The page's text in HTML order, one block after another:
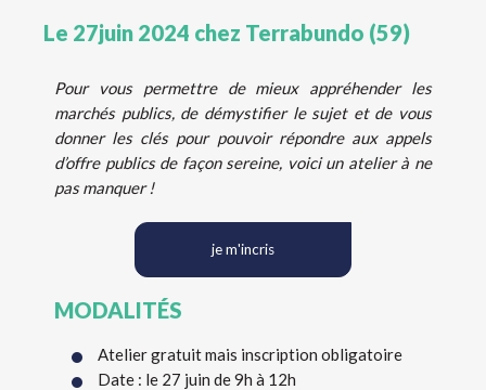
Le 27juin 2024 chez Terrabundo (59)
Pour vous permettre de mieux appréhender les
marchés publics, de démystifier le sujet et de vous
donner les clés pour pouvoir répondre aux appels
d’offre publics de façon sereine, voici un atelier à ne
pas manquer !
je m'incris
MODALITÉS
Atelier gratuit mais inscription obligatoire
Date : le 27 juin de 9h à 12h